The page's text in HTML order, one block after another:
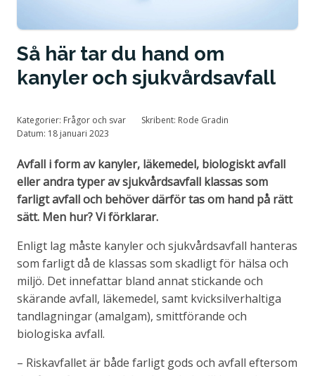
Så här tar du hand om
kanyler och sjukvårdsavfall
Kategorier: Frågor och svar Skribent: Rode Gradin
Datum: 18 januari 2023
Avfall i form av kanyler, läkemedel, biologiskt avfall
eller andra typer av sjukvårdsavfall klassas som
farligt avfall och behöver därför tas om hand på rätt
sätt. Men hur? Vi förklarar.
Enligt lag måste kanyler och sjukvårdsavfall hanteras
som farligt då de klassas som skadligt för hälsa och
miljö. Det innefattar bland annat stickande och
skärande avfall, läkemedel, samt kvicksilverhaltiga
tandlagningar (amalgam), smittförande och
biologiska avfall.
– Riskavfallet är både farligt gods och avfall eftersom